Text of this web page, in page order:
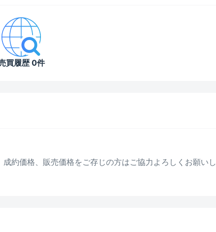
買履歴 0件
約価格、販売価格をご存じの方はご協力よろしくお願いし